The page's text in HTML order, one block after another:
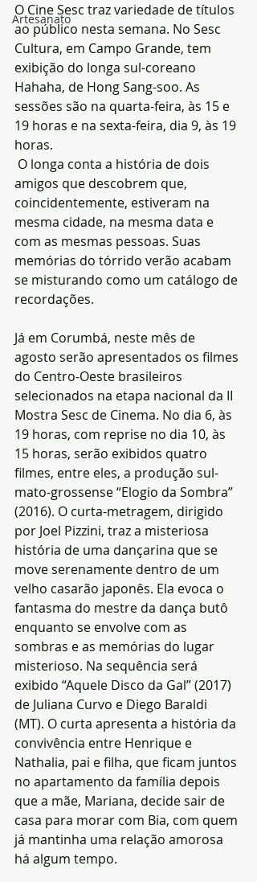
Artesanato
O Cine Sesc traz variedade de títulos
ao público nesta semana. No Sesc
Cultura, em Campo Grande, tem
exibição do longa sul-coreano
Hahaha, de Hong Sang-soo. As
sessões são na quarta-feira, às 15 e
19 horas e na sexta-feira, dia 9, às 19
horas.
amigos que descobrem que,
coincidentemente, estiveram na
mesma cidade, na mesma data e
com as mesmas pessoas. Suas
memórias do tórrido verão acabam
se misturando como um catálogo de
recordações.
Já em Corumbá, neste mês de
agosto serão apresentados os filmes
do Centro-Oeste brasileiros
selecionados na etapa nacional da II
Mostra Sesc de Cinema. No dia 6, às
19 horas, com reprise no dia 10, às
15 horas, serão exibidos quatro
filmes, entre eles, a produção sul-
mato-grossense “Elogio da Sombra”
(2016). O curta-metragem, dirigido
por Joel Pizzini, traz a misteriosa
história de uma dançarina que se
move serenamente dentro de um
velho casarão japonês. Ela evoca o
fantasma do mestre da dança butô
enquanto se envolve com as
sombras e as memórias do lugar
misterioso. Na sequência será
exibido “Aquele Disco da Gal” (2017)
de Juliana Curvo e Diego Baraldi
(MT). O curta apresenta a história da
convivência entre Henrique e
Nathalia, pai e filha, que ficam juntos
no apartamento da família depois
que a mãe, Mariana, decide sair de
casa para morar com Bia, com quem
já mantinha uma relação amorosa
há algum tempo.